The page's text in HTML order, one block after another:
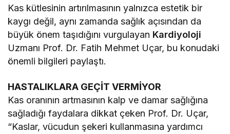
Kas kütlesinin artırılmasının yalnızca estetik bir
kaygı değil, aynı zamanda sağlık açısından da
büyük önem taşıdığını vurgulayan Kardiyoloji
Uzmanı Prof. Dr. Fatih Mehmet Uçar, bu konudaki
önemli bilgileri paylaştı.
HASTALIKLARA GEÇİT VERMİYOR
Kas oranının artmasının kalp ve damar sağlığına
sağladığı faydalara dikkat çeken Prof. Dr. Uçar,
“Kaslar, vücudun şekeri kullanmasına yardımcı